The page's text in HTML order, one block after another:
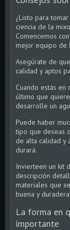
¿Listo para
ciencia de la
Comencemos
mejor equipo de
Asegúrate de
calidad y aptos
Cuando estás
último que
desarrolle un
Puede haber
tipo que deseas
de alta calidad y
durará.
Invierteen un kit
descripción
materiales que
buena y duradera.
La forma en
importante